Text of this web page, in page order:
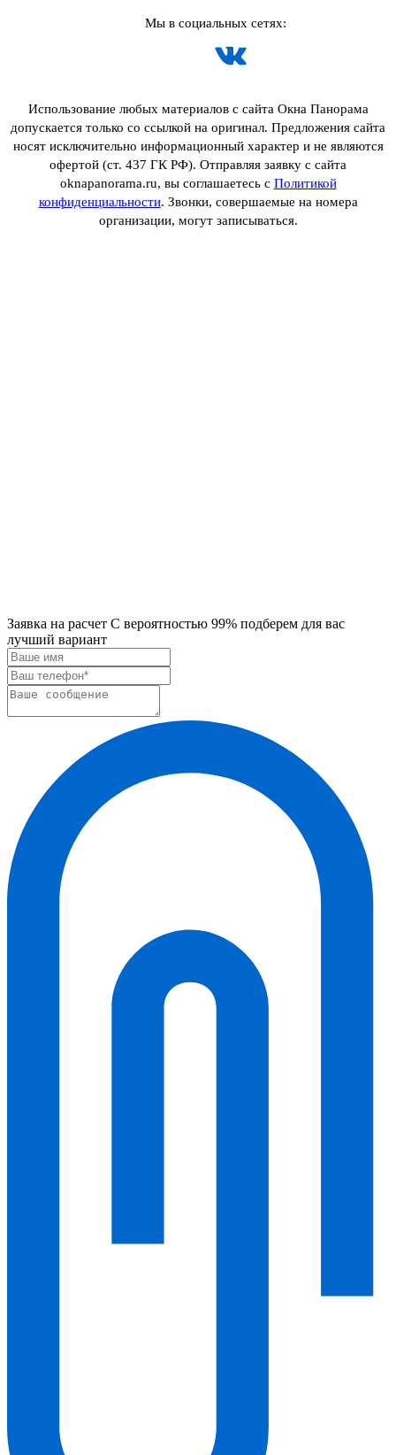
Мы в социальных сетях:
Использование любых материалов с сайта Окна Панорама
допускается только со ссылкой на оригинал. Предложения сайта
носят исключительно информационный характер и не являются
офертой (ст. 437 ГК РФ). Отправляя заявку с сайта
oknapanorama.ru, вы соглашаетесь с Политикой
конфиденциальности. Звонки, совершаемые на номера
организации, могут записываться.
Заявка на расчет С вероятностью 99% подберем для вас
лучший вариант